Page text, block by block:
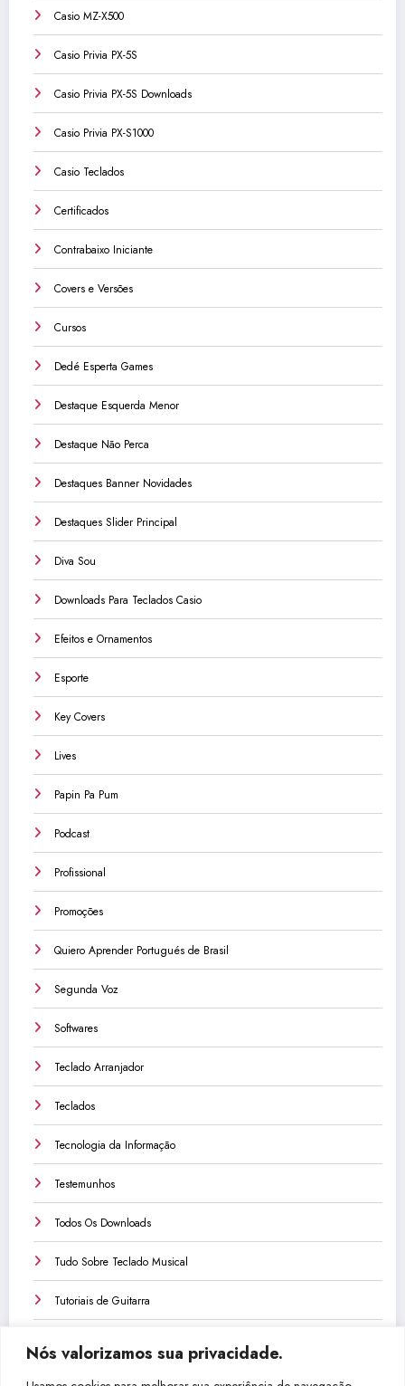
Nós valorizamos sua privacidade.
Casio MZ-X500
Casio Privia PX-5S
Casio Privia PX-5S Downloads
Casio Privia PX-S1000
Casio Teclados
Certificados
Contrabaixo Iniciante
Covers e Versões
Cursos
Dedé Esperta Games
Destaque Esquerda Menor
Destaque Não Perca
Destaques Banner Novidades
Destaques Slider Principal
Diva Sou
Downloads Para Teclados Casio
Efeitos e Ornamentos
Esporte
Key Covers
Lives
Papin Pa Pum
Podcast
Profissional
Promoções
Quiero Aprender Portugués de Brasil
Segunda Voz
Softwares
Teclado Arranjador
Teclados
Tecnologia da Informação
Testemunhos
Todos Os Downloads
Tudo Sobre Teclado Musical
Tutoriais de Guitarra
Tutoriais de Violão